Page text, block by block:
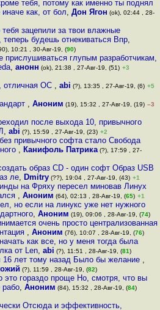
тебя, потому как именно ты поднял
как, от бол, Дон Ягон (ok), 02:44 , 28-
зацепили за твои влажные
теперь будешь отнекиваться Впр,
10:21 , 30-Авг-19, (90)
прислушиваться глупым разработчикам,
,анонн (ok), 21:38 , 27-Авг-19, (51) +3
отличная ОС ,abi (?), 13:35 , 27-Авг-19, (6) +5
, Аноним (19), 15:32 , 27-Авг-19, (19) –3
после выхода 10, привычного
, abi (?), 15:59 , 27-Авг-19, (23) +2
привычного софта стало Свобода
, Канифоль Патрика (?), 17:59 , 27-
образ CD - один софт Образ USB
ле, Dmitry(??), 19:04 , 27-Авг-19, (43) +1
на Фряху пересел миновав Линух
,Аноним (64), 02:13 , 28-Авг-19, (65) +1
но если на линукс уже нет нужного
, Аноним (19), 09:06 , 28-Авг-19, (74)
очень просто централизованная
, Аноним (76), 10:07 , 28-Авг-19, (76)
как все, но у меня тогда была
от Len, abi (?), 11:51 , 28-Авг-19, (81)
16 лет тому назад Было бы желание ,
(?), 11:59 , 28-Авг-19, (82)
это гораздо проще Но, смотря, что вы
рабо, Аноним (84), 15:32 , 28-Авг-19, (84)
Отсюда и эффективность,